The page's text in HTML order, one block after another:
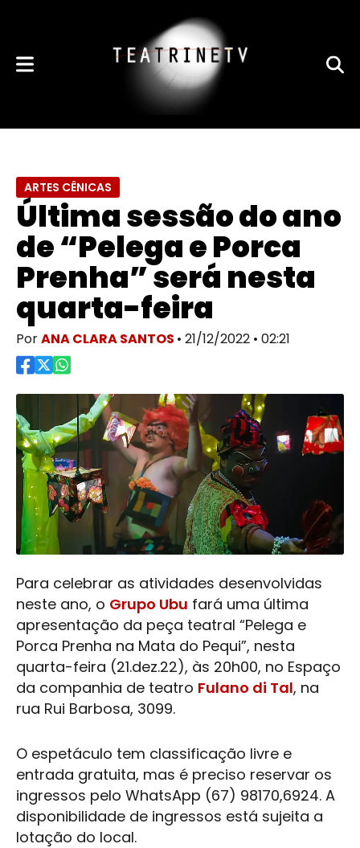
ARTES CÊNICAS
Última sessão do ano
de “Pelega e Porca
Prenha” será nesta
quarta-feira
PorANA CLARA SANTOS • 21/12/2022 • 02:21
Para celebrar as atividades desenvolvidas
neste ano, o Grupo Ubu fará uma última
apresentação da peça teatral “Pelega e
Porca Prenha na Mata do Pequi”, nesta
quarta-feira (21.dez.22), às 20h00, no Espaço
da companhia de teatro Fulano di Tal, na
rua Rui Barbosa, 3099.
O espetáculo tem classificação livre e
entrada gratuita, mas é preciso reservar os
ingressos pelo WhatsApp (67) 98170,6924. A
disponibilidade de ingressos está sujeita a
lotação do local.